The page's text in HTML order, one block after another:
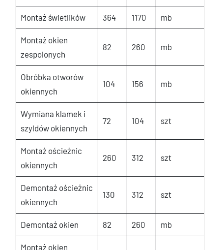
Montaż świetlików 364 1170 mb
Montaż okien
zespolonych
82 260 mb
Obróbka otworów
okiennych
104 156 mb
Wymiana klamek i
szyldów okiennych
72 104 szt
Montaż ościeżnic
okiennych
260 312 szt
Demontaż ościeżnic
okiennych
130 312 szt
Demontaż okien 82 260 mb
Montaż okien